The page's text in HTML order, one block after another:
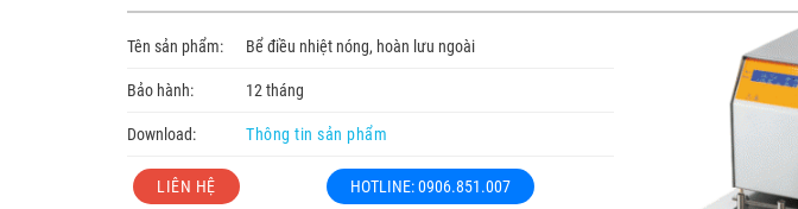
Sản phẩm cơ khíGram - Denmark
Tên sản phẩm: Bể điều nhiệt nóng, hoàn lưu ngoài
Bảo hành: 12 tháng
Download: Thông tin sản phẩm
LIÊN HỆ HOTLINE: 0906.851.007